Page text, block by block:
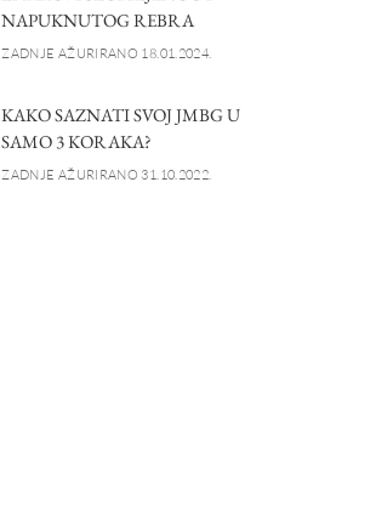
NAPUKNUTOG REBRA
ZADNJE AŽURIRANO 18.01.2024.
KAKO SAZNATI SVOJ JMBG U
SAMO 3 KORAKA?
ZADNJE AŽURIRANO 31.10.2022.